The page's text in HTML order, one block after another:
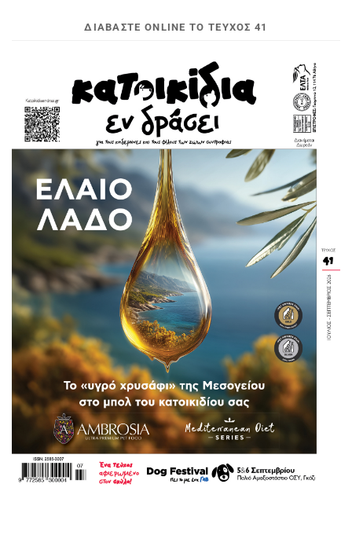
ΔΙΑΒΆΣΤΕ ONLINE ΤΟ ΤΕΎΧΟΣ 41